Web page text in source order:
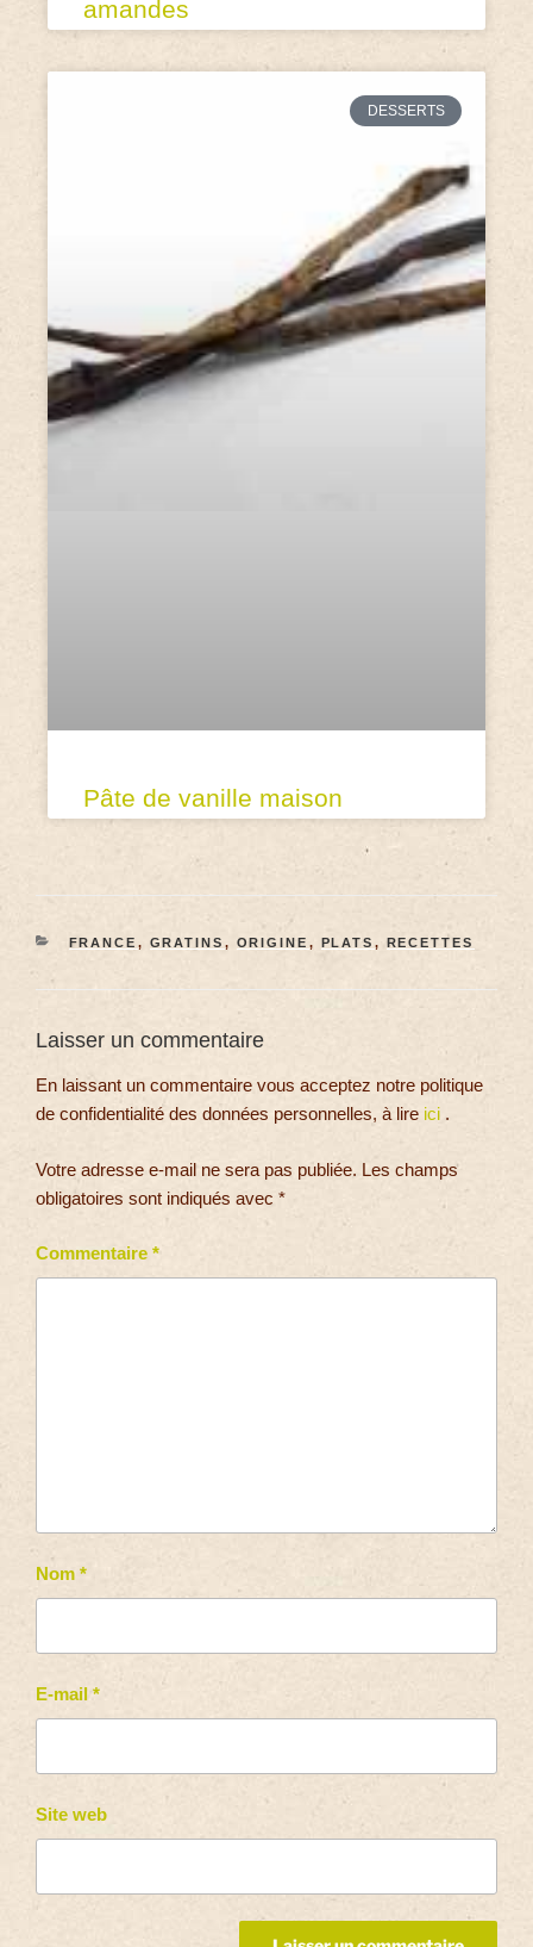
amandes
DESSERTS
Pâte de vanille maison
FRANCE , GRATINS , ORIGINE , PLATS , RECETTES
Laisser un commentaire
En laissant un commentaire vous acceptez notre politique
de confidentialité des données personnelles, à lire ici .
Votre adresse e-mail ne sera pas publiée. Les champs
obligatoires sont indiqués avec *
Commentaire *
Nom *
E-mail *
Site web